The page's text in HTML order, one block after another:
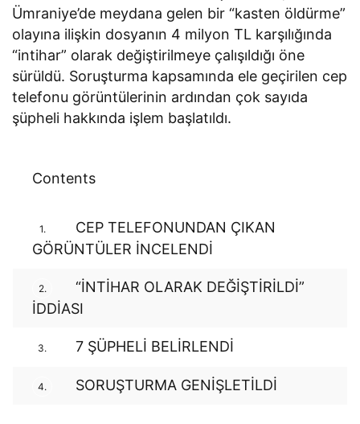
Ümraniye’de meydana gelen bir “kasten öldürme”
olayına ilişkin dosyanın 4 milyon TL karşılığında
“intihar” olarak değiştirilmeye çalışıldığı öne
sürüldü. Soruşturma kapsamında ele geçirilen cep
telefonu görüntülerinin ardından çok sayıda
şüpheli hakkında işlem başlatıldı.
Contents
1.
CEP TELEFONUNDAN ÇIKAN
GÖRÜNTÜLER İNCELENDİ
2.
“İNTİHAR OLARAK DEĞİŞTİRİLDİ”
İDDİASI
3. 7 ŞÜPHELİ BELİRLENDİ
4. SORUŞTURMA GENİŞLETİLDİ